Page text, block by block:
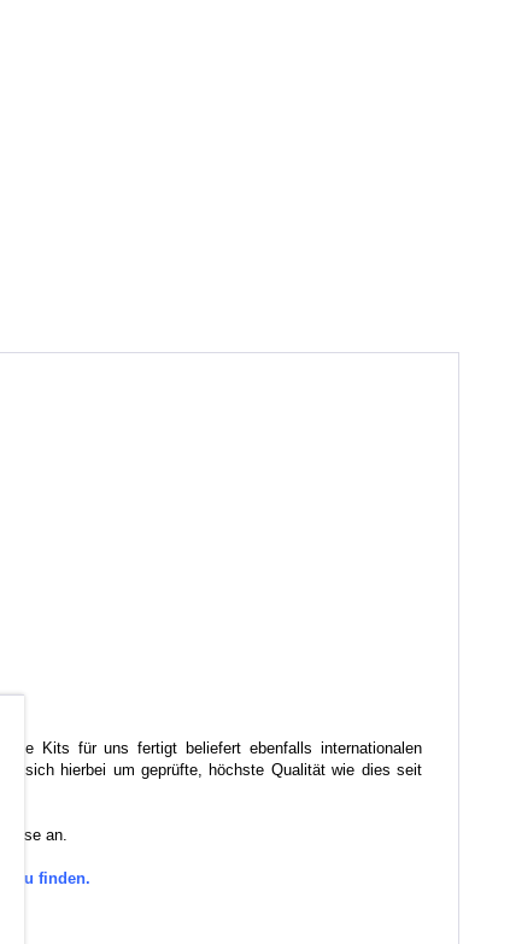
Kits für uns fertigt beliefert ebenfalls internationalen
sich hierbei um geprüfte, höchste Qualität wie dies seit
an.
zu finden.